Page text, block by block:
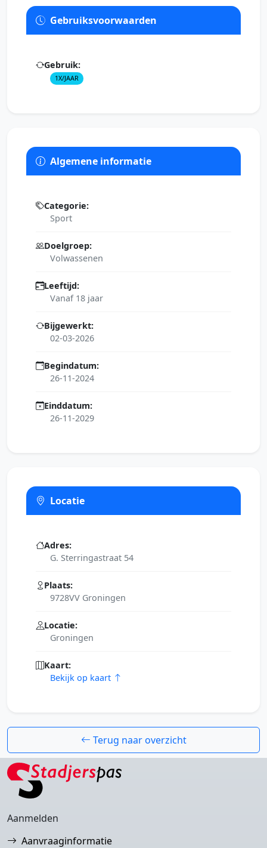
Gebruiksvoorwaarden
Gebruik:
1X/JAAR
Algemene informatie
Categorie:
Sport
Doelgroep:
Volwassenen
Leeftijd:
Vanaf 18 jaar
Bijgewerkt:
02-03-2026
Begindatum:
26-11-2024
Einddatum:
26-11-2029
Locatie
Adres:
G. Sterringastraat 54
Plaats:
9728VV Groningen
Locatie:
Groningen
Kaart:
Bekijk op kaart
Terug naar overzicht
Aanmelden
Aanvraaginformatie